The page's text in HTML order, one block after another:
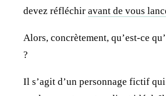
devez réfléchir avant de vous
Alors, concrètement, qu’est-ce
?
Il s’agit d’un personnage fictif